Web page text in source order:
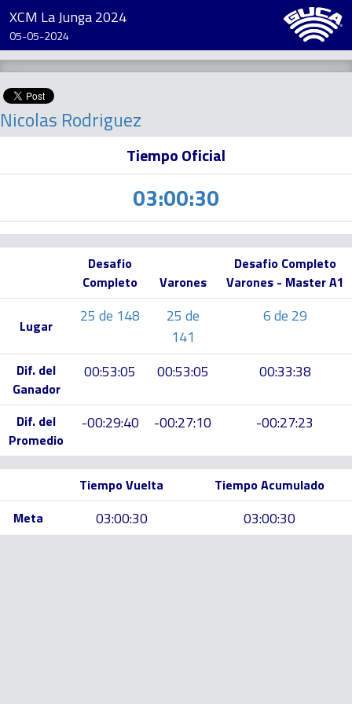
XCM La Junga 2024
05-05-2024
Nicolas Rodriguez
Tiempo Oficial
03:00:30
Desafio
Completo
Varones
Desafio Completo
Varones - Master A1
Lugar 25 de 148
25 de
141
6 de 29
Dif. del
Ganador
00:53:05 00:53:05 00:33:38
Dif. del
Promedio
-00:29:40 -00:27:10 -00:27:23
Tiempo Vuelta
Tiempo Acumulado
Meta
03:00:30 03:00:30